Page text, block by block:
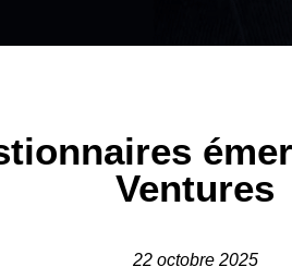
Ventures
22 octobre 2025